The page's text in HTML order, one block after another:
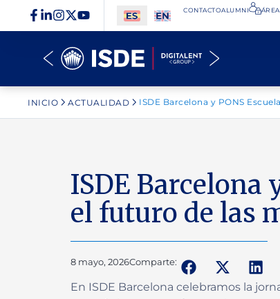
CONTACTOALUMNI
INICIO ACTUALIDAD ISDE Barcelona y PONS
ISDE Barcelona
el futuro de las
8 mayo, 2026Comparte:
En ISDE Barcelona celebramos la